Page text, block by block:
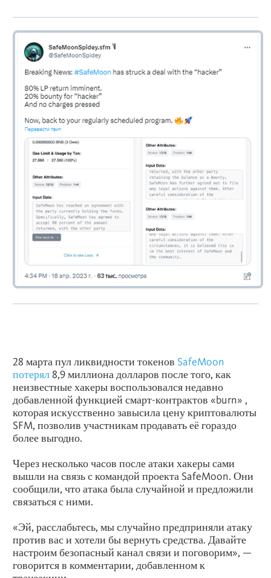
28 марта пул ликвидности токенов SafeMoon
потерял8,9 миллиона долларов после того, как
неизвестные хакеры воспользовался недавно
добавленной функцией смарт-контрактов «burn» ,
которая искусственно завысила цену криптовалюты
SFM, позволив участникам продавать её гораздо
более выгодно.
Через несколько часов после атаки хакеры сами
вышли на связь с командой проекта SafeMoon. Они
сообщили, что атака была случайной и предложили
связаться с ними.
«Эй, расслабьтесь, мы случайно предприняли атаку
против вас и хотели бы вернуть средства. Давайте
настроим безопасный канал связи и поговорим», —
говорится в комментарии, добавленном к